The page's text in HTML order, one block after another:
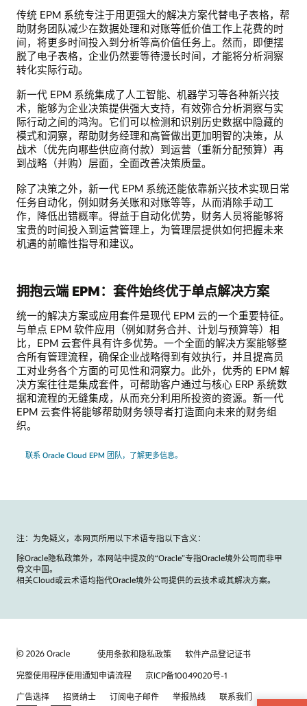
传统 EPM 系统专注于用更强大的解决方案代替电子表格，帮
助财务团队减少在数据处理和对账等低价值工作上花费的时
间，将更多时间投入到分析等高价值任务上。然而，即便摆
脱了电子表格，企业仍然要等待漫长时间，才能将分析洞察
转化实际行动。
新一代 EPM 系统集成了人工智能、机器学习等各种新兴技
术，能够为企业决策提供强大支持，有效弥合分析洞察与实
际行动之间的鸿沟。它们可以检测和识别历史数据中隐藏的
模式和洞察，帮助财务经理和高管做出更加明智的决策，从
战术（优先向哪些供应商付款）到运营（重新分配预算）再
到战略（并购）层面，全面改善决策质量。
除了决策之外，新一代 EPM 系统还能依靠新兴技术实现日常
任务自动化，例如财务关账和对账等等，从而消除手动工
作，降低出错概率。得益于自动化优势，财务人员将能够将
宝贵的时间投入到运营管理上，为管理层提供如何把握未来
机遇的前瞻性指导和建议。
拥抱云端 EPM：套件始终优于单点解决方案
统一的解决方案或应用套件是现代 EPM 云的一个重要特征。
与单点 EPM 软件应用（例如财务合并、计划与预算等）相
比，EPM 云套件具有许多优势。一个全面的解决方案能够整
合所有管理流程，确保企业战略得到有效执行，并且提高员
工对业务各个方面的可见性和洞察力。此外，优秀的 EPM 解
决方案往往是集成套件，可帮助客户通过与核心 ERP 系统数
据和流程的无缝集成，从而充分利用所投资的资源。新一代
EPM 云套件将能够帮助财务领导者打造面向未来的财务组
织。
联系 Oracle Cloud EPM 团队，了解更多信息。
注：为免疑义，本网页所用以下术语专指以下含义：
除Oracle隐私政策外，本网站中提及的“Oracle”专指Oracle境外公司而非甲
骨文中国。
相关Cloud或云术语均指代Oracle境外公司提供的云技术或其解决方案。
© 2026 Oracle 使用条款和隐私政策
软件产品登记证书
完整使用程序使用通知申请流程
京ICP备10049020号-1
广告选择
招贤纳士 订阅电子邮件 举报热线 联系我们